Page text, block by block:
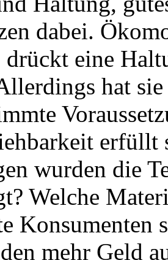
dabei.
drückt eine
hat
erfüllt
wurden die
Welche
Konsumenten
mehr Geld